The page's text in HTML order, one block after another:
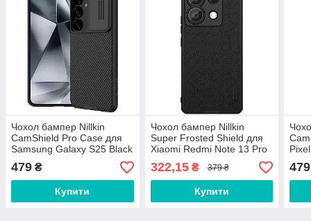
Чохол бампер Nillkin
CamShield Pro Case для
Samsung Galaxy S25 Black
479 ₴
Купити
Чохол бампер Nillkin
Super Frosted Shield для
Xiaomi Redmi Note 13 Pro
5G / Poco X6 5G Black
322,15₴ 379 ₴
Купити
479